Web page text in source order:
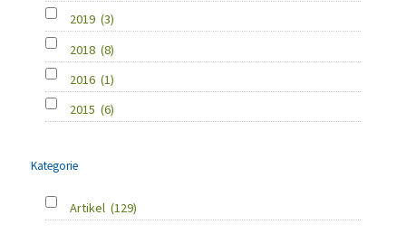
2019 (3)
2018 (8)
2016 (1)
2015 (6)
Kategorie
Artikel (129)